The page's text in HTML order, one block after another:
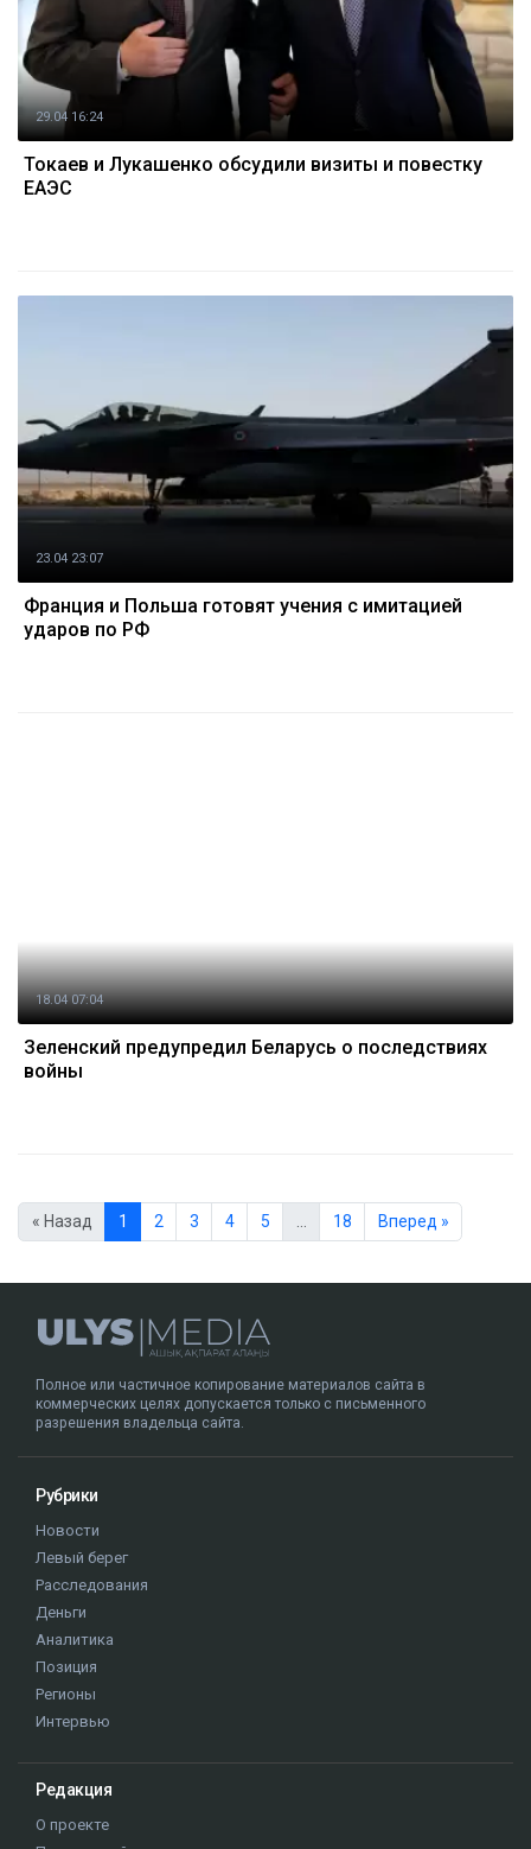
29.04 16:24
Токаев и Лукашенко обсудили визиты и повестку
ЕАЭС
23.04 23:07
Франция и Польша готовят учения с имитацией
ударов по РФ
18.04 07:04
Зеленский предупредил Беларусь о последствиях
войны
« Назад 1 2 3 4 5 … 18 Вперед »
Полное или частичное копирование материалов сайта в
коммерческих целях допускается только с письменного
разрешения владельца сайта.
Рубрики
Новости
Левый берег
Расследования
Деньги
Аналитика
Позиция
Регионы
Интервью
Редакция
О проекте